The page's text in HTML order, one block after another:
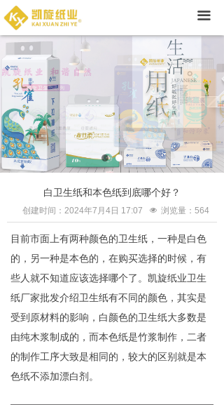
끀
首页
关于我们
产品展示
新闻中心
联系我们
白卫生纸和本色纸到底哪个好？
创建时间： 2024年7月4日 17:07
目前市面上有两种颜色的卫生纸，一种是白色
的，另一种是本色的，在购买选择的时候，有
些人就不知道应该选择哪个了。凯旋纸业卫生
纸厂家批发介绍卫生纸有不同的颜色，其实是
受到原材料的影响，白颜色的卫生纸大多数是
由纯木浆制成的，而本色纸是竹浆制作，二者
的制作工序大致是相同的，较大的区别就是本
色纸不添加漂白剂。
넶 浏览量： 564